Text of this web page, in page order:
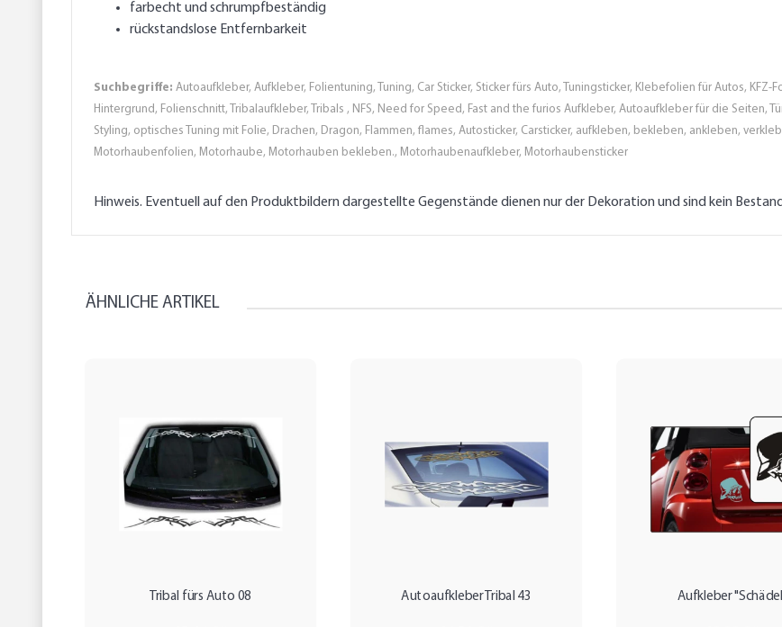
farbecht und schrumpfbeständig
rückstandslose Entfernbarkeit
Suchbegriffe: Autoaufkleber, Aufkleber, Folientuning, Tuning, Car Sticker, Sticker fürs Auto, Tuningsticker, Klebefolien für Autos,
Hintergrund, Folienschnitt, Tribalaufkleber, Tribals , NFS, Need for Speed, Fast and the furios Aufkleber, Autoaufkleber für die Seiten,
Styling, optisches Tuning mit Folie, Drachen, Dragon, Flammen, flames, Autosticker, Carsticker, aufkleben, bekleben, ankleben,
Motorhaubenfolien, Motorhaube, Motorhauben bekleben., Motorhaubenaufkleber, Motorhaubensticker
Hinweis. Eventuell auf den Produktbildern dargestellte Gegenstände dienen nur der Dekoration und sind kein
ÄHNLICHE ARTIKEL
Tribal fürs Auto 08 Autoaufkleber Tribal 43 Aufkleber